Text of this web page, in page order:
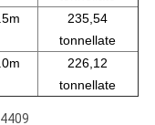
235,54
tonnellate
226,12
tonnellate